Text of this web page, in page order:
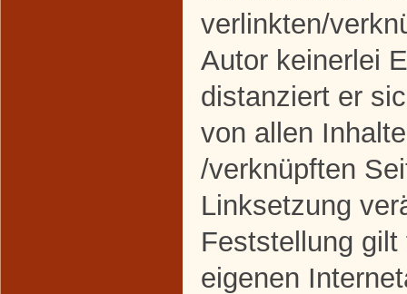
verlinkten/
Autor keinerlei
distanziert er
von allen
/verknüpften
Linksetzung
Feststellung
eigenen